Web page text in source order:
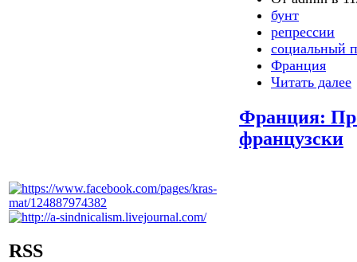
RSS
бунт
репрессии
социальный
Франция
Читать далее
Франция:
французски